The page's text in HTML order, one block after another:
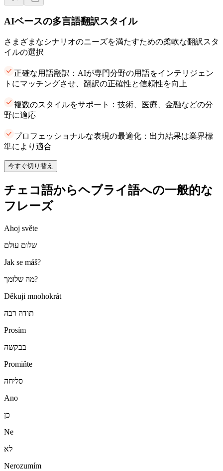
AIベースの多言語翻訳スタイル
さまざまなシナリオのニーズを満たすための柔軟な翻訳スタ
イルの選択
正確な用語翻訳：AIが専門分野の用語をインテリジェン
トにマッチングさせ、翻訳の正確性と信頼性を向上
複数のスタイルをサポート：技術、医療、金融などの分
野に適応
プロフェッショナルな表現の最適化：出力結果は業界標
準により適合
今すぐ切り替え
チェコ語からヘブライ語への一般的な
フレーズ
Ahoj světe
שלום עולם
Jak se máš?
מה שלומך?
Děkuji mnohokrát
תודה רבה
Prosím
בבקשה
Promiňte
סליחה
Ano
כן
Ne
לא
Nerozumím